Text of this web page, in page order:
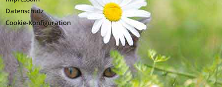
Datenschutz
Cookie-Konfiguration